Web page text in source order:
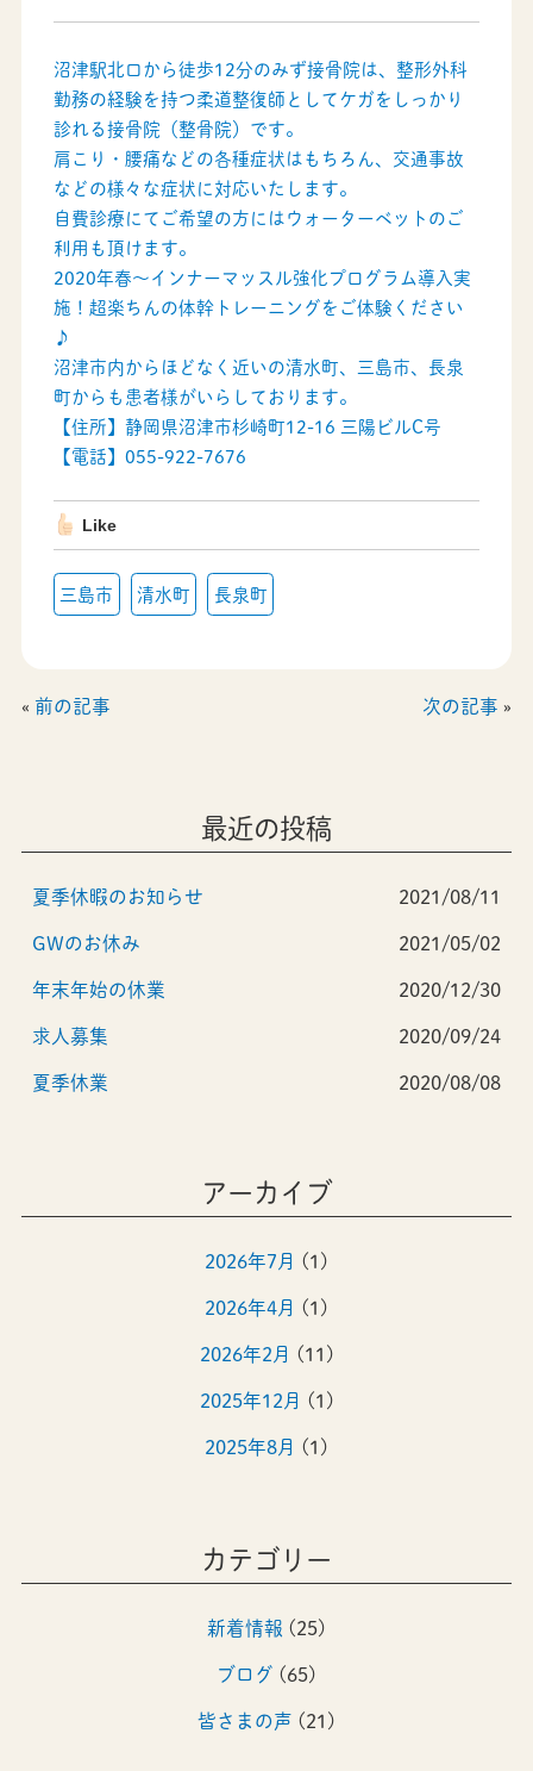
沼津駅北口から徒歩12分のみず接骨院は、整形外科
勤務の経験を持つ柔道整復師としてケガをしっかり
診れる接骨院（整骨院）です。
肩こり・腰痛などの各種症状はもちろん、交通事故
などの様々な症状に対応いたします。
自費診療にてご希望の方にはウォーターベットのご
利用も頂けます。
2020年春～インナーマッスル強化プログラム導入実
施！超楽ちんの体幹トレーニングをご体験ください
♪
沼津市内からほどなく近いの清水町、三島市、長泉
町からも患者様がいらしております。
【住所】静岡県沼津市杉崎町12-16 三陽ビルC号
【電話】055-922-7676
Like
三島市 清水町 長泉町
« 前の記事 次の記事 »
最近の投稿
夏季休暇のお知らせ 2021/08/11
GWのお休み 2021/05/02
年末年始の休業 2020/12/30
求人募集 2020/09/24
夏季休業 2020/08/08
アーカイブ
2026年7月 (1)
2026年4月 (1)
2026年2月 (11)
2025年12月 (1)
2025年8月 (1)
2024年8月(1)
2024年4月(1)
2023年12月(1)
2023年8月 (1)
カテゴリー
新着情報 (25)
ブログ (65)
皆さまの声 (21)